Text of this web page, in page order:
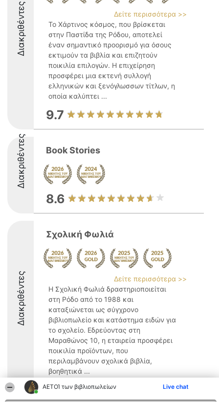
ΑΕΤΟΊ των βιβλιοπωλείων Live chat
Διακριθέντες
Δείτε περισσότερα >>
Το Χάρτινος κόσμος, που βρίσκεται
στην Παστίδα της Ρόδου, αποτελεί
έναν σημαντικό προορισμό για όσους
εκτιμούν τα βιβλία και επιζητούν
ποικιλία επιλογών. Η επιχείρηση
προσφέρει μια εκτενή συλλογή
ελληνικών και ξενόγλωσσων τίτλων, η
οποία καλύπτει ...
9.7
Διακριθέντες Book Stories
8.6
Διακριθέντες
Σχολική Φωλιά
Δείτε περισσότερα >>
Η Σχολική Φωλιά δραστηριοποιείται
στη Ρόδο από το 1988 και
καταξιώνεται ως σύγχρονο
βιβλιοπωλείο και κατάστημα ειδών για
το σχολείο. Εδρεύοντας στη
Μαραθώνος 10, η εταιρεία προσφέρει
ποικιλία προϊόντων, που
περιλαμβάνουν σχολικά βιβλία,
βοηθητικά ...
9.5